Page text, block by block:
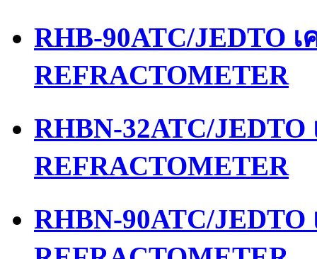
RHB-90ATC/JEDTO
REFRACTOMETER
RHBN-32ATC/
REFRACTOMETER
RHBN-90ATC/